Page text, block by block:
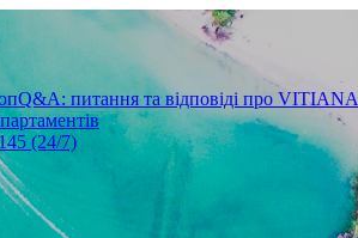
Q&A: питання та відповіді про VITIANA
(24/7)